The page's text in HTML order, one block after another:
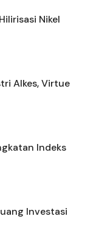
Nikel
Alkes, Virtue
Indeks
Investasi